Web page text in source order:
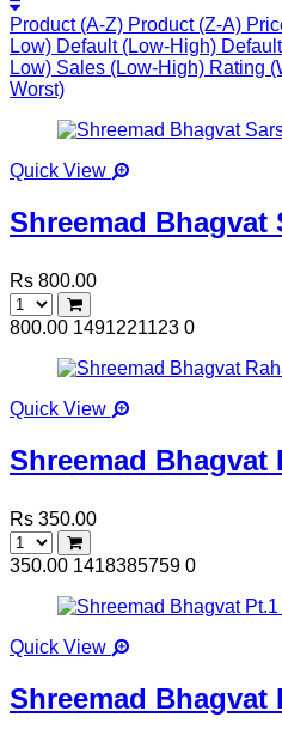
Product (A-Z) Product (Z-A)
Low) Default (Low-High)
Low) Sales (Low-High) Rating
Worst)
Quick View
Shreemad Bhagvat
Rs 800.00
800.00 1491221123 0
Quick View
Shreemad Bhagvat
Rs 350.00
350.00 1418385759 0
Quick View
Shreemad Bhagvat